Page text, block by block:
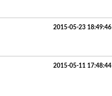
2015-05-23 18:49:46
2015-05-11 17:48:44